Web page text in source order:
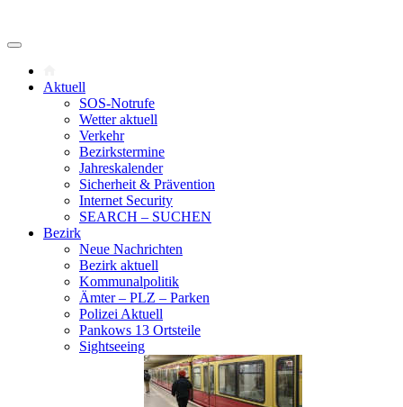
Aktuell
SOS-Notrufe
Wetter aktuell
Verkehr
Bezirkstermine
Jahreskalender
Sicherheit & Prävention
Internet Security
SEARCH – SUCHEN
Bezirk
Neue Nachrichten
Bezirk aktuell
Kommunalpolitik
Ämter – PLZ – Parken
Polizei Aktuell
Pankows 13 Ortsteile
Sightseeing